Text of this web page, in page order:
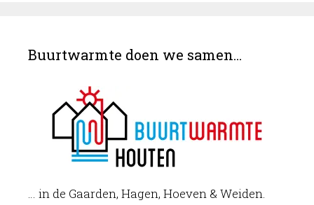
Buurtwarmte doen we samen…
… in de Gaarden, Hagen, Hoeven & Weiden.